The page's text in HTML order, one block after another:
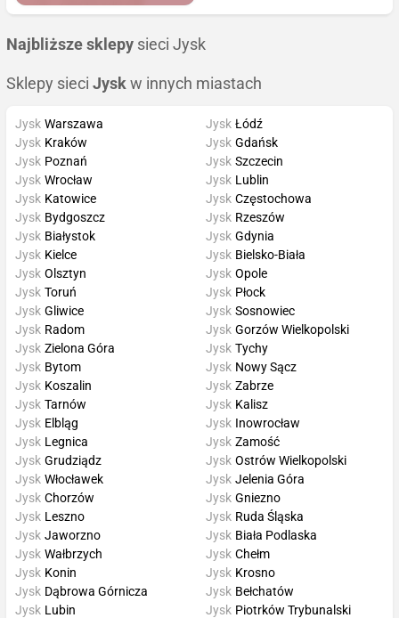
Najbliższe sklepy sieci Jysk
Sklepy sieci Jysk w innych miastach
Jysk Warszawa
Jysk Kraków
Jysk Poznań
Jysk Wrocław
Jysk Łódź
Jysk Gdańsk
Jysk Szczecin
Jysk Lublin
Jysk Katowice
Jysk Bydgoszcz
Jysk Białystok
Jysk Kielce
Jysk Częstochowa
Jysk Rzeszów
Jysk Gdynia
Jysk Bielsko-Biała
Jysk Olsztyn
Jysk Toruń
Jysk Gliwice
Jysk Radom
Jysk Opole
Jysk Płock
Jysk Sosnowiec
Jysk Gorzów Wielkopolski
Jysk Zielona Góra
Jysk Bytom
Jysk Koszalin
Jysk Tarnów
Jysk Tychy
Jysk Nowy Sącz
Jysk Zabrze
Jysk Kalisz
Jysk Elbląg
Jysk Legnica
Jysk Grudziądz
Jysk Włocławek
Jysk Inowrocław
Jysk Zamość
Jysk Ostrów Wielkopolski
Jysk Jelenia Góra
Jysk Chorzów
Jysk Leszno
Jysk Jaworzno
Jysk Wałbrzych
Jysk Gniezno
Jysk Ruda Śląska
Jysk Biała Podlaska
Jysk Chełm
Jysk Konin
Jysk Dąbrowa Górnicza
Jysk Lubin
Jysk Krosno
Jysk Bełchatów
Jysk Piotrków Trybunalski